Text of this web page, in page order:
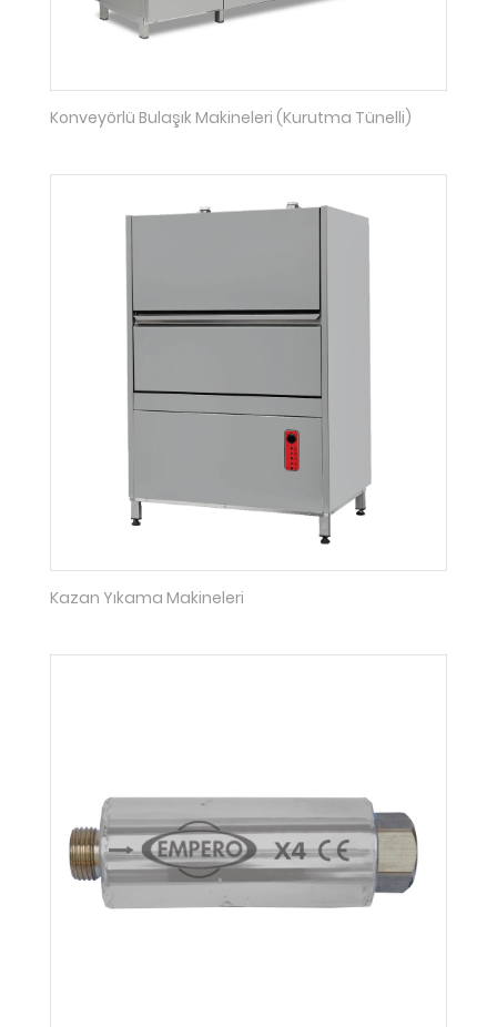
Konveyörlü Bulaşık Makineleri (Kurutma Tünelli)
Kazan Yıkama Makineleri